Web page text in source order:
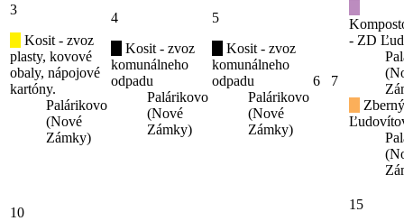
3
Kosit - zvoz
plasty, kovové
obaly, nápojové
kartóny.
Palárikovo
(Nové
Zámky)
4
Kosit - zvoz
komunálneho
odpadu
Palárikovo
(Nové
Zámky)
5
Kosit - zvoz
komunálneho
odpadu
Palárikovo
(Nové
Zámky)
6 7
- ZD
10
15